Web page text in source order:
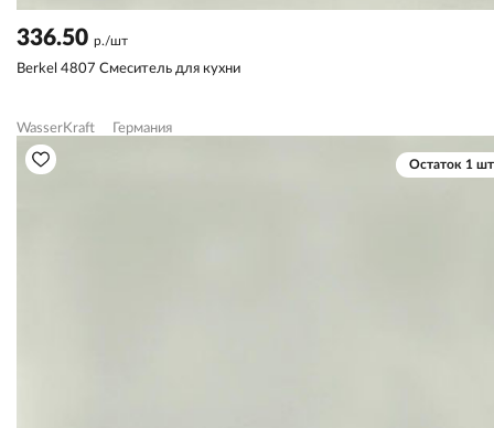
336.50 р./шт
Berkel 4807 Смеситель для кухни
WasserKraft Германия
Остаток 1 шт